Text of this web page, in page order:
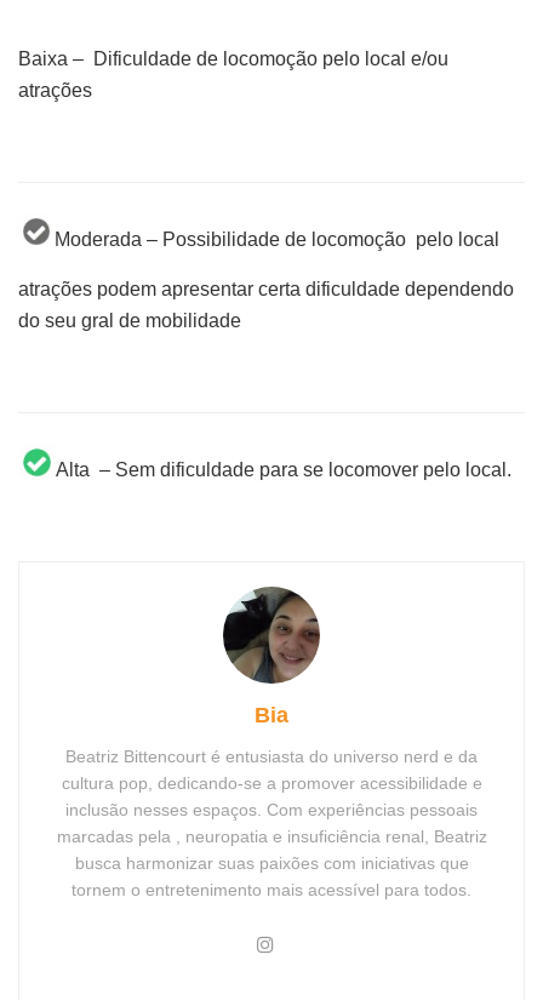
Baixa – Dificuldade de locomoção pelo local e/ou
atrações
Moderada – Possibilidade de locomoção pelo local
atrações podem apresentar certa dificuldade dependendo
do seu gral de mobilidade
Alta – Sem dificuldade para se locomover pelo local.
Bia
Beatriz Bittencourt é entusiasta do universo nerd e da
cultura pop, dedicando-se a promover acessibilidade e
inclusão nesses espaços. Com experiências pessoais
marcadas pela , neuropatia e insuficiência renal, Beatriz
busca harmonizar suas paixões com iniciativas que
tornem o entretenimento mais acessível para todos.